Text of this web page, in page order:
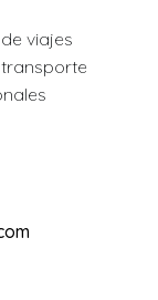
viajes